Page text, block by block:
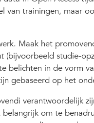
van trainingen, maar
Maak het
(bijvoorbeeld studie-
belichten in de vorm
gebaseerd op het
verantwoordelijk
belangrijk om te